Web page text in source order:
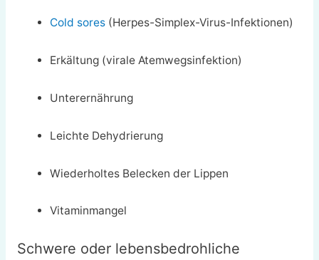
Cold sores (Herpes-Simplex-Virus-Infektionen)
Erkältung (virale Atemwegsinfektion)
Unterernährung
Leichte Dehydrierung
Wiederholtes Belecken der Lippen
Vitaminmangel
Schwere oder lebensbedrohliche